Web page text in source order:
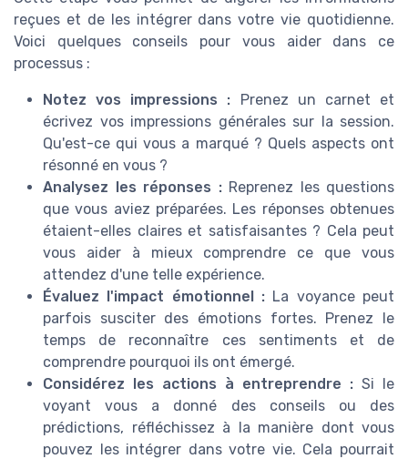
reçues et de les intégrer dans votre vie quotidienne.
Voici quelques conseils pour vous aider dans ce
processus :
Notez vos impressions : Prenez un carnet et
écrivez vos impressions générales sur la session.
Qu'est-ce qui vous a marqué ? Quels aspects ont
résonné en vous ?
Analysez les réponses :Reprenez les questions
que vous aviez préparées. Les réponses obtenues
étaient-elles claires et satisfaisantes ? Cela peut
vous aider à mieux comprendre ce que vous
attendez d'une telle expérience.
Évaluez l'impact émotionnel : La voyance peut
parfois susciter des émotions fortes. Prenez le
temps de reconnaître ces sentiments et de
comprendre pourquoi ils ont émergé.
Considérez les actions à entreprendre : Si le
voyant vous a donné des conseils ou des
prédictions, réfléchissez à la manière dont vous
pouvez les intégrer dans votre vie. Cela pourrait